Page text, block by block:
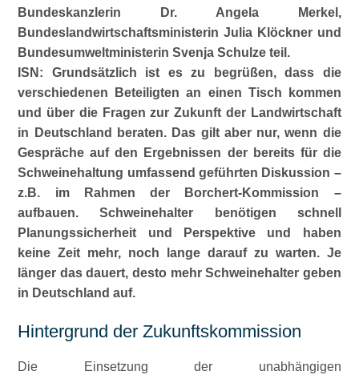
Bundeskanzlerin Dr. Angela Merkel,
Bundeslandwirtschaftsministerin Julia Klöckner und
Bundesumweltministerin Svenja Schulze teil.
ISN: Grundsätzlich ist es zu begrüßen, dass die
verschiedenen Beteiligten an einen Tisch kommen
und über die Fragen zur Zukunft der Landwirtschaft
in Deutschland beraten. Das gilt aber nur, wenn die
Gespräche auf den Ergebnissen der bereits für die
Schweinehaltung umfassend geführten Diskussion –
z.B. im Rahmen der Borchert-Kommission –
aufbauen. Schweinehalter benötigen schnell
Planungssicherheit und Perspektive und haben
keine Zeit mehr, noch lange darauf zu warten. Je
länger das dauert, desto mehr Schweinehalter geben
in Deutschland auf.
Hintergrund der Zukunftskommission
Die Einsetzung der unabhängigen